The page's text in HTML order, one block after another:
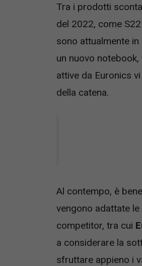
Tra i prodotti
del 2022, come
sono attualmente
un nuovo
attive da Euronics
della catena.
Al contempo, è
vengono adattate
competitor, tra cui
a considerare la
sfruttare appieno i